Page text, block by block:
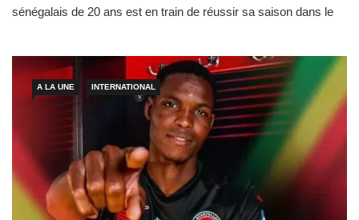
sénégalais de 20 ans est en train de réussir sa saison dans le
à son […]
A LA UNE INTERNATIONAL